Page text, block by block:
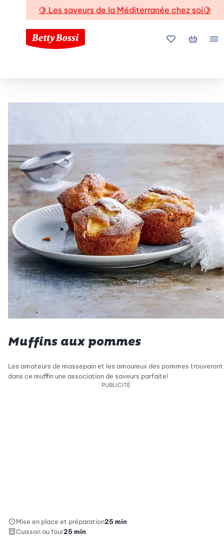
🍋 Les saveurs de la Méditerranée chez soi🍋
Mes favoris
Mon
Muffins aux pommes
Les amateurs de massepain et les amoureux des pommes trouveront
dans ce muffin une association de saveurs parfaite!
PUBLICITÉ
Mise en place et préparation25 min
Cuisson au four25 min